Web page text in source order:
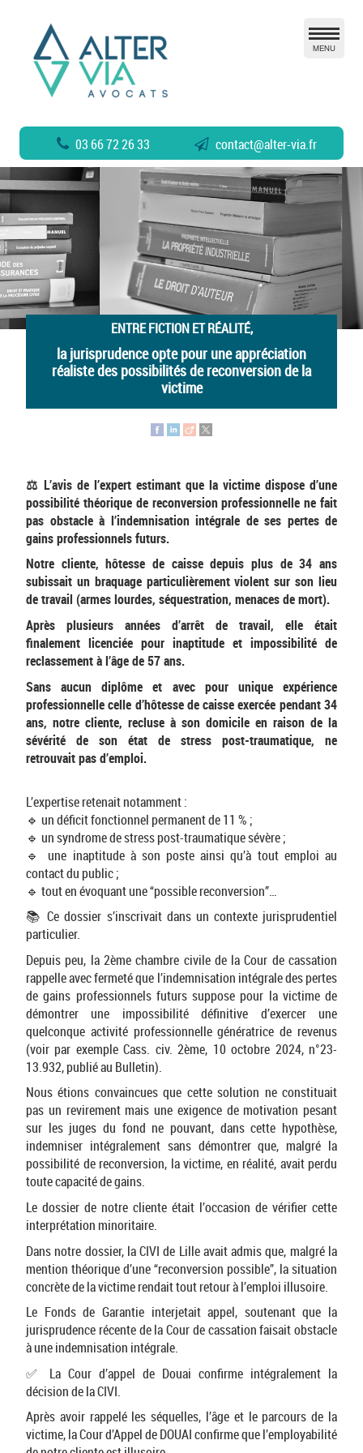
03 66 72 26 33 contact@alter-via.fr
MENU
ENTRE FICTION ET RÉALITÉ,
la jurisprudence opte pour une appréciation
réaliste des possibilités de reconversion de la
victime
⚖️ L’avis de l’expert estimant que la victime dispose d’une
possibilité théorique de reconversion professionnelle ne fait
pas obstacle à l’indemnisation intégrale de ses pertes de
gains professionnels futurs.
Notre cliente, hôtesse de caisse depuis plus de 34 ans
subissait un braquage particulièrement violent sur son lieu
de travail (armes lourdes, séquestration, menaces de mort).
Après plusieurs années d’arrêt de travail, elle était
finalement licenciée pour inaptitude et impossibilité de
reclassement à l’âge de 57 ans.
Sans aucun diplôme et avec pour unique expérience
professionnelle celle d’hôtesse de caisse exercée pendant 34
ans, notre cliente, recluse à son domicile en raison de la
sévérité de son état de stress post-traumatique, ne
retrouvait pas d’emploi.
L’expertise retenait notamment :
🔹 un déficit fonctionnel permanent de 11 % ;
🔹 un syndrome de stress post-traumatique sévère ;
🔹 une inaptitude à son poste ainsi qu’à tout emploi au
contact du public ;
🔹 tout en évoquant une “possible reconversion”…
📚 Ce dossier s’inscrivait dans un contexte jurisprudentiel
particulier.
Depuis peu, la 2ème chambre civile de la Cour de cassation
rappelle avec fermeté que l’indemnisation intégrale des pertes
de gains professionnels futurs suppose pour la victime de
démontrer une impossibilité définitive d’exercer une
quelconque activité professionnelle génératrice de revenus
(voir par exemple Cass. civ. 2ème, 10 octobre 2024, n°23-
13.932, publié au Bulletin).
Nous étions convaincues que cette solution ne constituait
pas un revirement mais une exigence de motivation pesant
sur les juges du fond ne pouvant, dans cette hypothèse,
indemniser intégralement sans démontrer que, malgré la
possibilité de reconversion, la victime, en réalité, avait perdu
toute capacité de gains.
Le dossier de notre cliente était l’occasion de vérifier cette
interprétation minoritaire.
Dans notre dossier, la CIVI de Lille avait admis que, malgré la
mention théorique d’une “reconversion possible”, la situation
concrète de la victime rendait tout retour à l’emploi illusoire.
Le Fonds de Garantie interjetait appel, soutenant que la
jurisprudence récente de la Cour de cassation faisait obstacle
à une indemnisation intégrale.
✅ La Cour d’appel de Douai confirme intégralement la
décision de la CIVI.
Après avoir rappelé les séquelles, l’âge et le parcours de la
victime, la Cour d’Appel de DOUAI confirme que l’employabilité